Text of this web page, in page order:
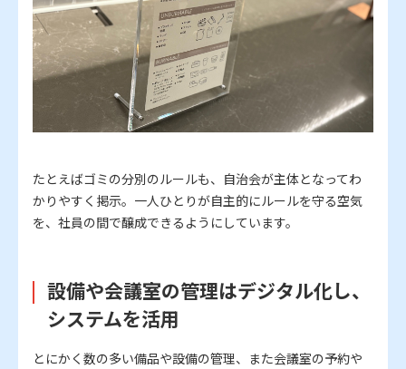
たとえばゴミの分別のルールも、自治会が主体となってわ
かりやすく掲示。一人ひとりが自主的にルールを守る空気
を、社員の間で醸成できるようにしています。
設備や会議室の管理はデジタル化し、
システムを活用
とにかく数の多い備品や設備の管理、また会議室の予約や